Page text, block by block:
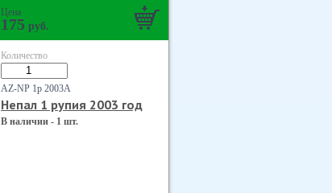
Цена
175 руб.
Количество
AZ-NP 1р 2003А
Непал 1 рупия 2003 год
В наличии - 1 шт.